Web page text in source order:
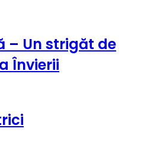
– Un strigăt de
Învierii